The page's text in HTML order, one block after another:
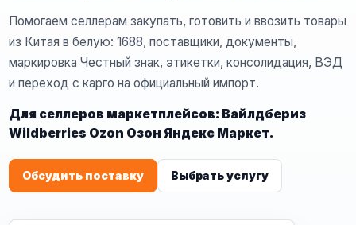
Помогаем селлерам закупать, готовить и ввозить товары
из Китая в белую: 1688, поставщики, документы,
маркировка Честный знак, этикетки, консолидация, ВЭД
и переход с карго на официальный импорт.
Для селлеров маркетплейсов: Вайлдбериз
Wildberries Ozon Озон Яндекс Маркет.
Обсудить поставку Выбрать услугу